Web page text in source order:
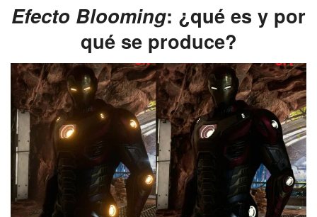
Efecto Blooming: ¿qué es y por
qué se produce?